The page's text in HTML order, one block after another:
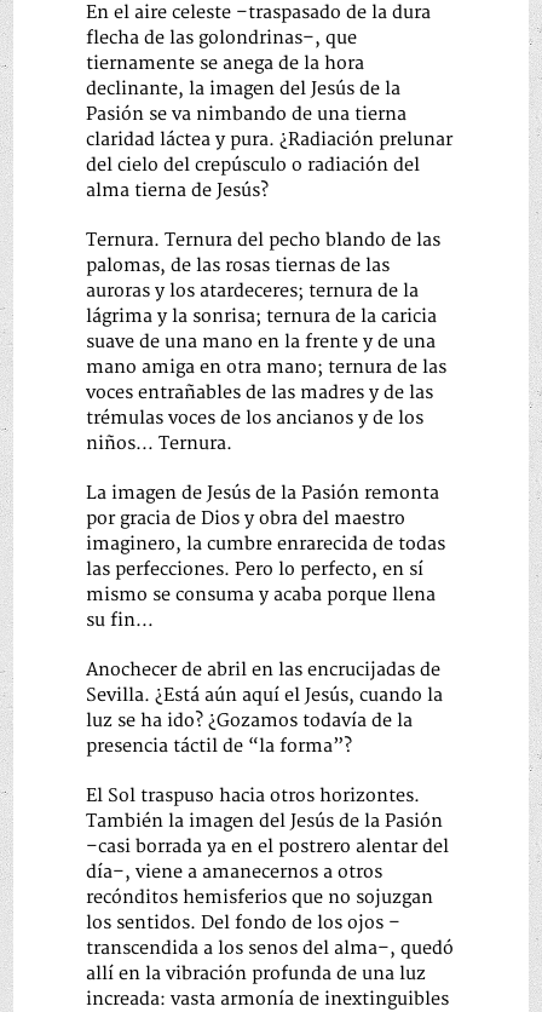
En el aire celeste –traspasado de la dura
flecha de las golondrinas–, que
tiernamente se anega de la hora
declinante, la imagen del Jesús de la
Pasión se va nimbando de una tierna
claridad láctea y pura. ¿Radiación prelunar
del cielo del crepúsculo o radiación del
alma tierna de Jesús?
Ternura. Ternura del pecho blando de las
palomas, de las rosas tiernas de las
auroras y los atardeceres; ternura de la
lágrima y la sonrisa; ternura de la caricia
suave de una mano en la frente y de una
mano amiga en otra mano; ternura de las
voces entrañables de las madres y de las
trémulas voces de los ancianos y de los
niños… Ternura.
La imagen de Jesús de la Pasión remonta
por gracia de Dios y obra del maestro
imaginero, la cumbre enrarecida de todas
las perfecciones. Pero lo perfecto, en sí
mismo se consuma y acaba porque llena
su fin…
Anochecer de abril en las encrucijadas de
Sevilla. ¿Está aún aquí el Jesús, cuando la
luz se ha ido? ¿Gozamos todavía de la
presencia táctil de “la forma”?
El Sol traspuso hacia otros horizontes.
También la imagen del Jesús de la Pasión
–casi borrada ya en el postrero alentar del
día–, viene a amanecernos a otros
recónditos hemisferios que no sojuzgan
los sentidos. Del fondo de los ojos –
transcendida a los senos del alma–, quedó
allí en la vibración profunda de una luz
increada: vasta armonía de inextinguibles